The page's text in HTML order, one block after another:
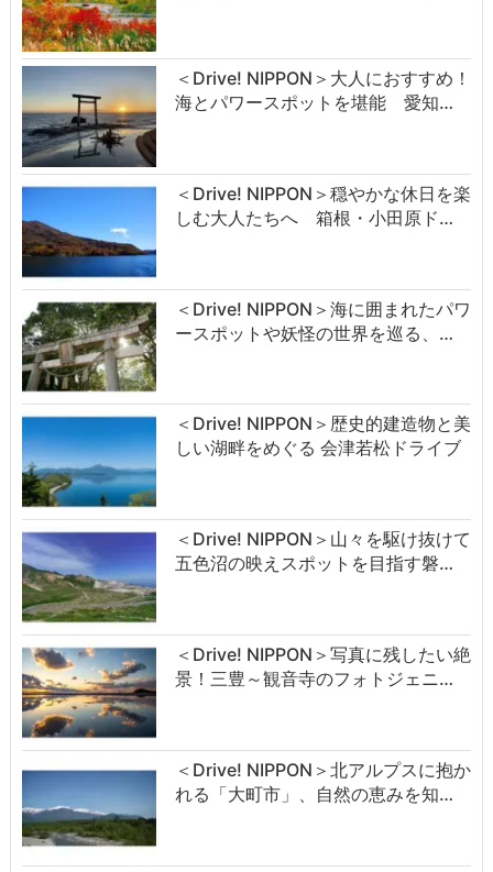
＜Drive! NIPPON＞大人におすすめ！
海とパワースポットを堪能 愛知…
＜Drive! NIPPON＞穏やかな休日を楽
しむ大人たちへ 箱根・小田原ド…
＜Drive! NIPPON＞海に囲まれたパワ
ースポットや妖怪の世界を巡る、…
＜Drive! NIPPON＞歴史的建造物と美
しい湖畔をめぐる 会津若松ドライブ
＜Drive! NIPPON＞山々を駆け抜けて
五色沼の映えスポットを目指す磐…
＜Drive! NIPPON＞写真に残したい絶
景！三豊～観音寺のフォトジェニ…
＜Drive! NIPPON＞北アルプスに抱か
れる「大町市」、自然の恵みを知…